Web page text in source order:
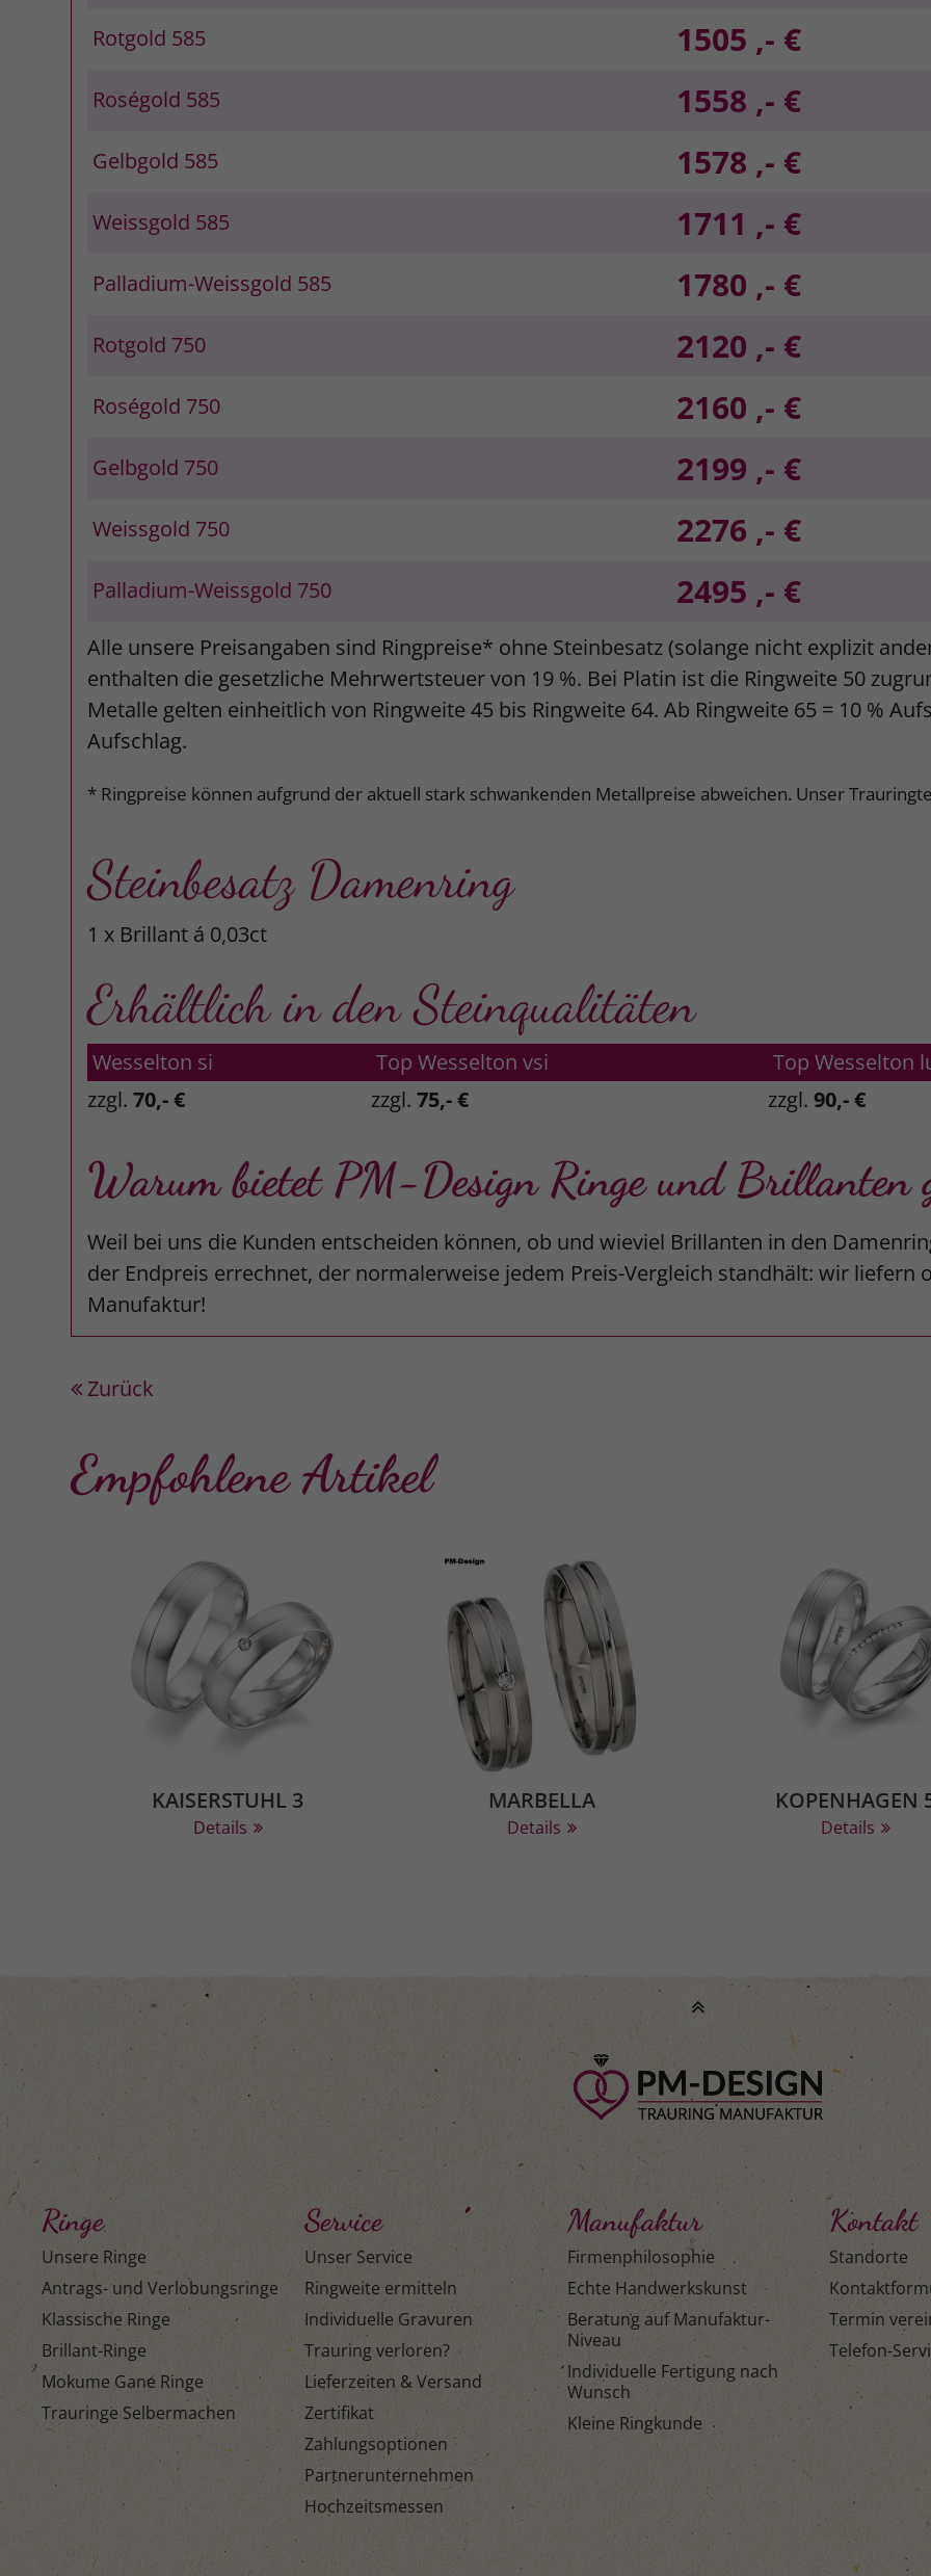
Rotgold 585 1505 ,- €
Roségold 585 1558 ,- €
Gelbgold 585 1578 ,- €
Weissgold 585 1711 ,- €
Palladium-Weissgold 585 1780 ,- €
Rotgold 750 2120 ,- €
Roségold 750 2160 ,- €
Gelbgold 750 2199 ,- €
Weissgold 750 2276 ,- €
Palladium-Weissgold 750 2495 ,- €
Alle unsere Preisangaben sind Ringpreise* ohne Steinbesatz (solange nicht explizit
enthalten die gesetzliche Mehrwertsteuer von 19 %. Bei Platin ist die Ringweite 50
Metalle gelten einheitlich von Ringweite 45 bis Ringweite 64. Ab Ringweite 65 = 10 %
Aufschlag.
* Ringpreise können aufgrund der aktuell stark schwankenden Metallpreise abweichen. Unser
Steinbesatz Damenring
1 x Brillant á 0,03ct
Erhältlich in den Steinqualitäten
Wesselton si Top Wesselton vsi
Top Wesselton
zzgl. 70,- € zzgl. 75,- € zzgl. 90,- €
Warum bietet PM-Design Ringe und Brillanten
Weil bei uns die Kunden entscheiden können, ob und wieviel Brillanten in den
der Endpreis errechnet, der normalerweise jedem Preis-Vergleich standhält: wir liefern
Manufaktur!
Zurück
Empfohlene Artikel
KAISERSTUHL 3
Details
MARBELLA
Details
KOPENHAGEN
Details
Ringe
Unsere Ringe
Antrags- und Verlobungsringe
Klassische Ringe
Brillant-Ringe
Mokume Gane Ringe
Trauringe Selbermachen
Service
Unser Service
Ringweite ermitteln
Individuelle Gravuren
Trauring verloren?
Lieferzeiten & Versand
Zertifikat
Zahlungsoptionen
Partnerunternehmen
Hochzeitsmessen
Manufaktur
Firmenphilosophie
Echte Handwerkskunst
Beratung auf Manufaktur-
Niveau
Individuelle Fertigung nach
Wunsch
Kleine Ringkunde
Kontakt
Standorte
Termin
Telefon-